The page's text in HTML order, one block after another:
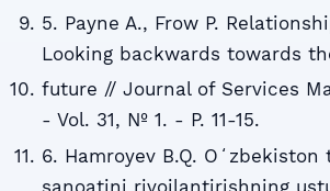
5. Payne A., Frow P.
Looking backwards towards
future // Journal of Services
- Vol. 31, № 1. - P. 11-15.
6. Hamroyev B.Q.
sanoatini rivojlantirishning